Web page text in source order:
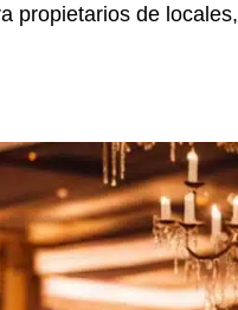
propietarios de locales,